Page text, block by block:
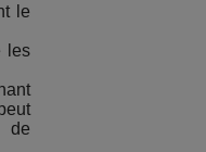
le
les
de